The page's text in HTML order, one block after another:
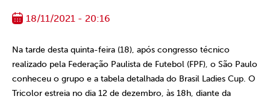
18/11/2021 - 20:16
Na tarde desta quinta-feira (18), após congresso técnico
realizado pela Federação Paulista de Futebol (FPF), o São Paulo
conheceu o grupo e a tabela detalhada do Brasil Ladies Cup. O
Tricolor estreia no dia 12 de dezembro, às 18h, diante da